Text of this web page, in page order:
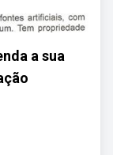
a sua